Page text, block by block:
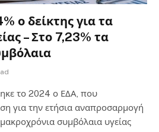
ο δείκτης για τα
– Στο 7,23% τα
το 2024 ο ΕΔΑ, που
για την ετήσια αναπροσαρμογή
συμβόλαια υγείας